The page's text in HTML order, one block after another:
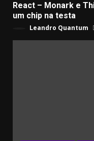
React – Monark e
um chip na testa
Leandro Quantum